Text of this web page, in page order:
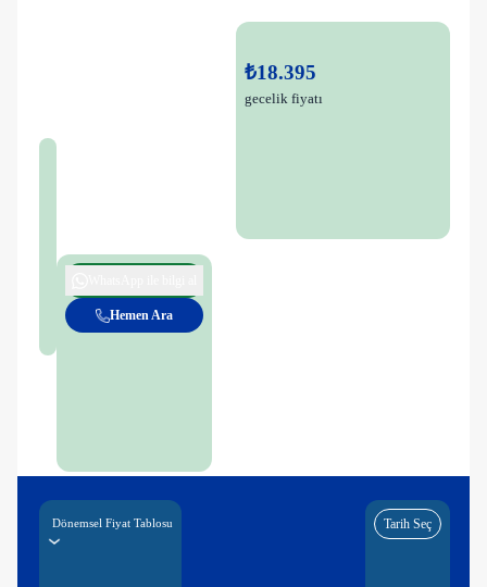
₺18.395
gecelik fiyatı
Hemen Ara
Dönemsel Fiyat Tablosu Tarih Seç